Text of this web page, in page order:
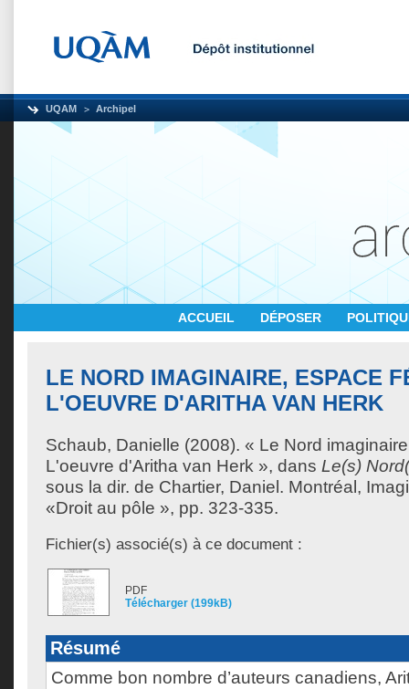
UQAM Archipel
ACCUEIL DÉPOSER
LE NORD IMAGINAIRE, ESPACE
L'OEUVRE D'ARITHA VAN HERK
Schaub, Danielle (2008). « Le Nord
L'oeuvre d'Aritha van Herk », dans Le(s)
sous la dir. de Chartier, Daniel . Montréal,
«Droit au pôle », pp. 323-335.
Fichier(s) associé(s) à ce document :
PDF
Télécharger (199kB)
Résumé
Comme bon nombre d’auteurs canadiens,